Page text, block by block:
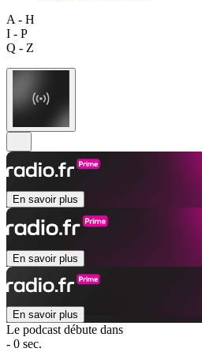
A - H
I - P
Q - Z
En savoir plus
En savoir plus
En savoir plus
Le podcast débute dans
- 0 sec.